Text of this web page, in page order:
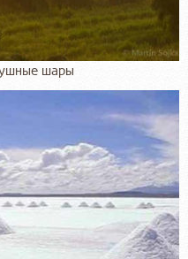
шары